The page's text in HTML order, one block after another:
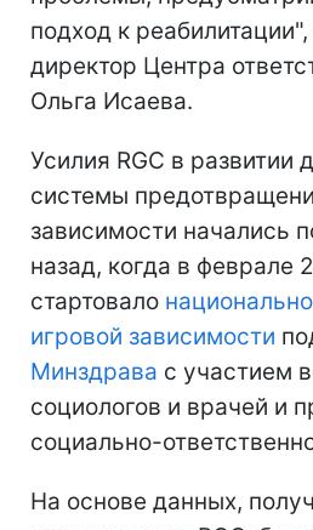
подход к
директор Центра
Ольга Исаева.
Усилия RGC в развитии
системы
зависимости начались
назад, когда в феврале
стартовало
игровой зависимости
Минздрава с участием
социологов и врачей и
социально-
На основе данных,